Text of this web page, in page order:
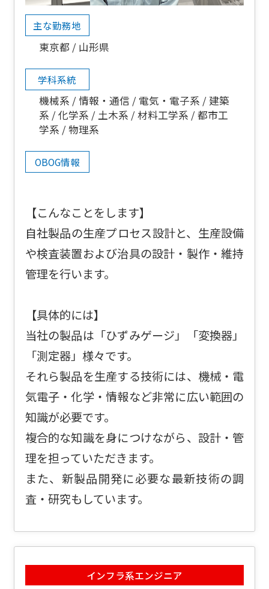
主な勤務地
東京都 山形県
学科系統
機械系 情報・通信 電気・電子系
建築
系
化学系 土木系 材料工学系
都市工
学系
物理系
OBOG情報
【こんなことをします】
自社製品の生産プロセス設計と、生産設備
や検査装置および治具の設計・製作・維持
管理を行います。
【具体的には】
当社の製品は「ひずみゲージ」「変換器」
「測定器」様々です。
それら製品を生産する技術には、機械・電
気電子・化学・情報など非常に広い範囲の
知識が必要です。
複合的な知識を身につけながら、設計・管
理を担っていただきます。
また、新製品開発に必要な最新技術の調
査・研究もしています。
インフラ系エンジニア